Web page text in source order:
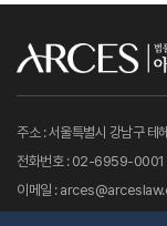
주소 : 서울특별시 강남구
전화번호 : 02-6959-0001
이메일 :